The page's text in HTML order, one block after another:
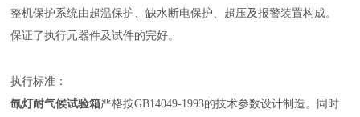
整机保护系统由超温保护、缺水断电保护、超压及报警装置构成。
保证了执行元器件及试件的完好。
执行标准：
氙灯耐气候试验箱严格按GB14049-1993的技术参数设计制造。同时